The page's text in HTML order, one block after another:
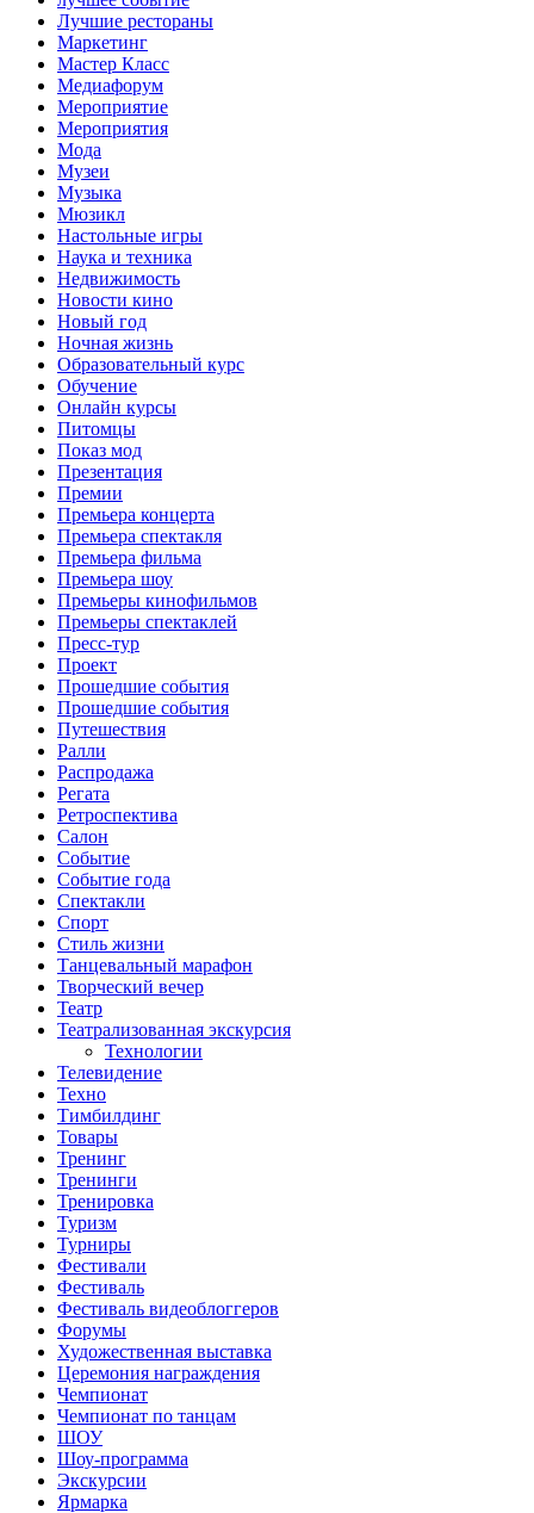
Лучшие рестораны
Маркетинг
Мастер Класс
Медиафорум
Мероприятие
Мероприятия
Мода
Музеи
Музыка
Мюзикл
Настольные игры
Наука и техника
Недвижимость
Новости кино
Новый год
Ночная жизнь
Образовательный курс
Обучение
Онлайн курсы
Питомцы
Показ мод
Презентация
Премии
Премьера концерта
Премьера спектакля
Премьера фильма
Премьера шоу
Премьеры кинофильмов
Премьеры спектаклей
Пресс-тур
Проект
Прошедшие события
Прошедшие события
Путешествия
Ралли
Распродажа
Регата
Ретроспектива
Салон
Событие
Событие года
Спектакли
Спорт
Стиль жизни
Танцевальный марафон
Творческий вечер
Театр
Театрализованная экскурсия
Технологии
Телевидение
Техно
Тимбилдинг
Товары
Тренинг
Тренинги
Тренировка
Туризм
Турниры
Фестивали
Фестиваль
Фестиваль видеоблоггеров
Форумы
Художественная выставка
Церемония награждения
Чемпионат
Чемпионат по танцам
ШОУ
Шоу-программа
Экскурсии
Ярмарка